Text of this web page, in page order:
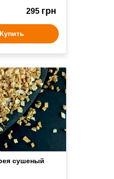
295 грн
Купить
сушеный